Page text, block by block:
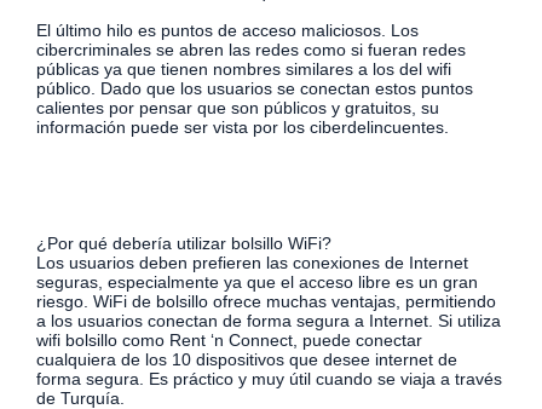
El último hilo es puntos de acceso maliciosos. Los
cibercriminales se abren las redes como si fueran redes
públicas ya que tienen nombres similares a los del wifi
público. Dado que los usuarios se conectan estos puntos
calientes por pensar que son públicos y gratuitos, su
información puede ser vista por los ciberdelincuentes.
¿Por qué debería utilizar bolsillo WiFi?
Los usuarios deben prefieren las conexiones de Internet
seguras, especialmente ya que el acceso libre es un gran
riesgo. WiFi de bolsillo ofrece muchas ventajas, permitiendo
a los usuarios conectan de forma segura a Internet. Si utiliza
wifi bolsillo como Rent ‘n Connect, puede conectar
cualquiera de los 10 dispositivos que desee internet de
forma segura. Es práctico y muy útil cuando se viaja a través
de Turquía.